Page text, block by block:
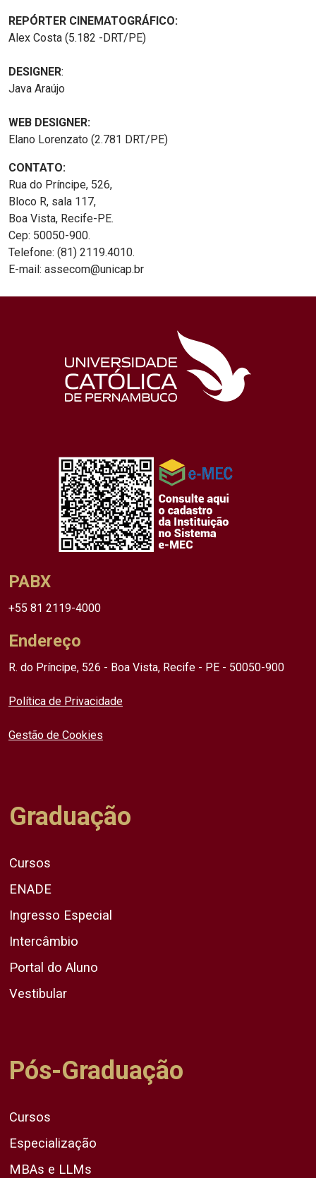
REPÓRTER CINEMATOGRÁFICO:
Alex Costa (5.182 -DRT/PE)
DESIGNER:
Java Araújo
WEB DESIGNER:
Elano Lorenzato (2.781 DRT/PE)
CONTATO:
Rua do Príncipe, 526,
Bloco R, sala 117,
Boa Vista, Recife-PE.
Cep: 50050-900.
Telefone: (81) 2119.4010.
E-mail: assecom@unicap.br
PABX
+55 81 2119-4000
Endereço
R. do Príncipe, 526 - Boa Vista, Recife - PE - 50050-900
Política de Privacidade
Gestão de Cookies
Graduação
Cursos
ENADE
Ingresso Especial
Intercâmbio
Portal do Aluno
Vestibular
Pós-Graduação
Cursos
Especialização
MBAs e LLMs